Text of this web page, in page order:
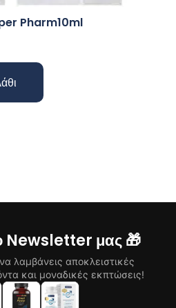
Pharm10ml
Newsletter μας 🎁
λαμβάνεις αποκλειστικές
και μοναδικές εκπτώσεις!